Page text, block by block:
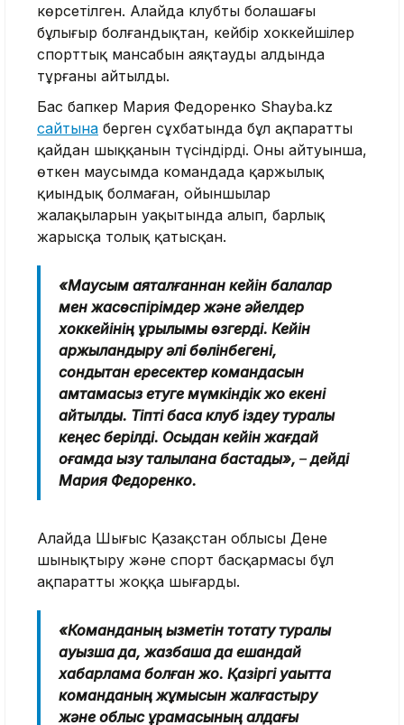
көрсетілген. Алайда клубтың болашағы
бұлыңғыр болғандықтан, кейбір хоккейшілер
спорттық мансабын аяқтаудың алдында
тұрғаны айтылды.
Бас бапкер Мария Федоренко Shayba.kz
сайтына берген сұхбатында бұл ақпараттың
қайдан шыққанын түсіндірді. Оның айтуынша,
өткен маусымда командада қаржылық
қиындық болмаған, ойыншылар
жалақыларын уақытында алып, барлық
жарысқа толық қатысқан.
«Маусым аяқталғаннан кейін балалар
мен жасөспірімдер және әйелдер
хоккейінің құрылымы өзгерді. Кейін
қаржыландыру әлі бөлінбегені,
сондықтан ересектер командасын
қамтамасыз етуге мүмкіндік жоқ екені
айтылды. Тіпті басқа клуб іздеу туралы
кеңес берілді. Осыдан кейін жағдай
қоғамда қызу талқылана бастады», –дейді
Мария Федоренко.
Алайда Шығыс Қазақстан облысы Дене
шынықтыру және спорт басқармасы бұл
ақпаратты жоққа шығарды.
«Команданың қызметін тоқтату туралы
ауызша да, жазбаша да ешқандай
хабарлама болған жоқ. Қазіргі уақытта
команданың жұмысын жалғастыру
және облыс құрамасының алдағы